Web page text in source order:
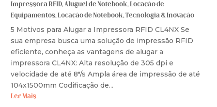
Impressora RFID,Aluguel de Notebook,Locação de
Equipamentos,Locação de Notebook,Tecnologia & Inovação
5 Motivos para Alugar a Impressora RFID CL4NX Se
sua empresa busca uma solução de impressão RFID
eficiente, conheça as vantagens de alugar a
impressora CL4NX: Alta resolução de 305 dpi e
velocidade de até 8"/s Ampla área de impressão de até
104x1500mm Codificação de...
Ler Mais